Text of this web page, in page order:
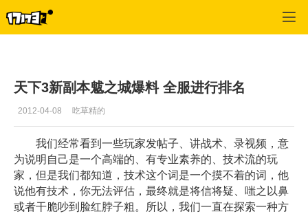
天下3新副本魃之城爆料 全服进行排名
2012-04-08 吃草精的
我们经常看到一些玩家发帖子、讲战术、录视频，意
为说明自己是一个高端的、有专业素养的、技术流的玩
家，但是我们都知道，技术这个词是一个摸不着的词，他
说他有技术，你无法评估，最终就是将信将疑、嗤之以鼻
或者干脆吵到脸红脖子粗。所以，我们一直在探索一种方